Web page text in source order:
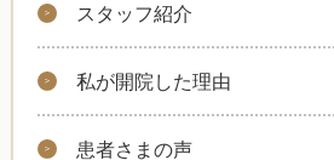
スタッフ紹介
私が開院した理由
患者さまの声